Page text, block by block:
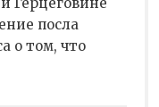
посла
о том, что